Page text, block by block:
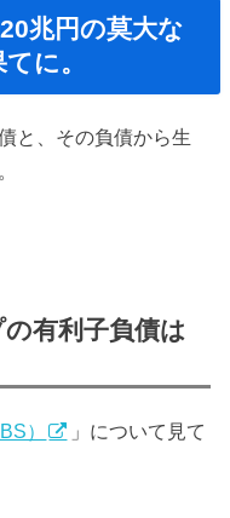
兆円の莫大な
に。
と、その負債から生
有利子負債は
）
」について見て